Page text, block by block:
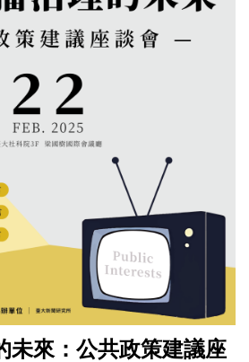
未來：公共政策建議座